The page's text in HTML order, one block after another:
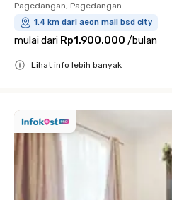
Pagedangan, Pagedangan
1.4 km dari aeon mall bsd city
mulai dari Rp1.900.000 /bulan
Lihat info lebih banyak